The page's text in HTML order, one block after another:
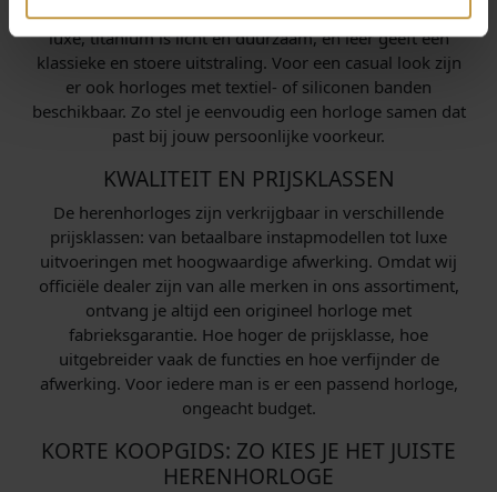
materialen is er volop keuze: roestvrij staal is stevig en
luxe, titanium is licht en duurzaam, en leer geeft een
klassieke en stoere uitstraling. Voor een casual look zijn
er ook horloges met textiel- of siliconen banden
beschikbaar. Zo stel je eenvoudig een horloge samen dat
past bij jouw persoonlijke voorkeur.
KWALITEIT EN PRIJSKLASSEN
De herenhorloges zijn verkrijgbaar in verschillende
prijsklassen: van betaalbare instapmodellen tot luxe
uitvoeringen met hoogwaardige afwerking. Omdat wij
officiële dealer zijn van alle merken in ons assortiment,
ontvang je altijd een origineel horloge met
fabrieksgarantie. Hoe hoger de prijsklasse, hoe
uitgebreider vaak de functies en hoe verfijnder de
afwerking. Voor iedere man is er een passend horloge,
ongeacht budget.
KORTE KOOPGIDS: ZO KIES JE HET JUISTE
HERENHORLOGE